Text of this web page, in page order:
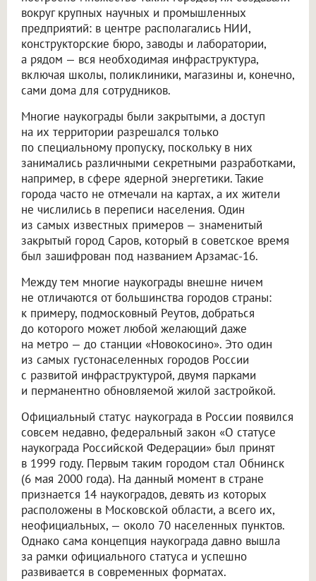
вокруг крупных научных и промышленных
предприятий: в центре располагались НИИ,
конструкторские бюро, заводы и лаборатории,
а рядом — вся необходимая инфраструктура,
включая школы, поликлиники, магазины и, конечно,
сами дома для сотрудников.
Многие наукограды были закрытыми, а доступ
на их территории разрешался только
по специальному пропуску, поскольку в них
занимались различными секретными разработками,
например, в сфере ядерной энергетики. Такие
города часто не отмечали на картах, а их жители
не числились в переписи населения. Один
из самых известных примеров — знаменитый
закрытый город Саров, который в советское время
был зашифрован под названием Арзамас-16.
Между тем многие наукограды внешне ничем
не отличаются от большинства городов страны:
к примеру, подмосковный Реутов, добраться
до которого может любой желающий даже
на метро — до станции «Новокосино». Это один
из самых густонаселенных городов России
с развитой инфраструктурой, двумя парками
и перманентно обновляемой жилой застройкой.
Официальный статус наукограда в России появился
совсем недавно, федеральный закон «О статусе
наукограда Российской Федерации» был принят
в 1999 году. Первым таким городом стал Обнинск
(6 мая 2000 года). На данный момент в стране
признается 14 наукоградов, девять из которых
расположены в Московской области, а всего их,
неофициальных, — около 70 населенных пунктов.
Однако сама концепция наукограда давно вышла
за рамки официального статуса и успешно
развивается в современных форматах.